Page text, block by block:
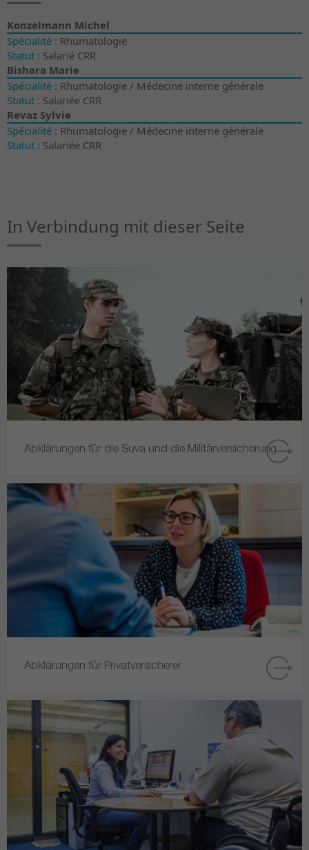
Konzelmann Michel
Spécialité : Rhumatologie
Statut : Salarié CRR
Bishara Marie
Spécialité : Rhumatologie / Médecine interne générale
Statut : Salariée CRR
Revaz Sylvie
Spécialité : Rhumatologie / Médecine interne générale
Statut : Salariée CRR
In Verbindung mit dieser Seite
Abklärungen für die Suva und die Militärversicherung
Abklärungen für Privatversicherer